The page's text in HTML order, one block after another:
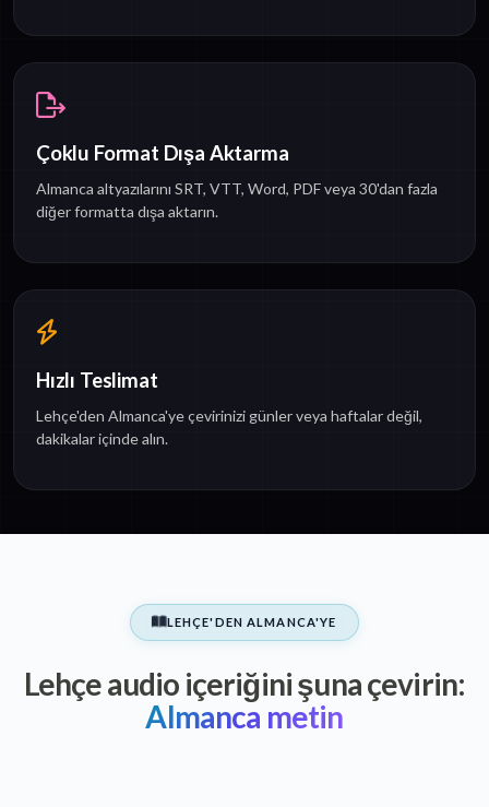
Çoklu Format Dışa Aktarma
Almanca altyazılarını SRT, VTT, Word, PDF veya 30'dan fazla
diğer formatta dışa aktarın.
Hızlı Teslimat
Lehçe'den Almanca'ye çevirinizi günler veya haftalar değil,
dakikalar içinde alın.
LEHÇE'DEN ALMANCA'YE
Lehçe audio içeriğini şuna çevirin:
Almanca metin